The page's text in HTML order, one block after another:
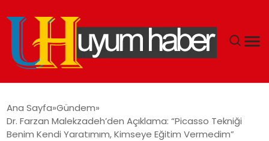
EKONOMI
Ana Sayfa Gündem
Dr. Farzan Malekzadeh’den Açıklama: “Picasso Tekniği
Benim Kendi Yaratımım, Kimseye Eğitim Vermedim”